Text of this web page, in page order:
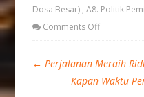
Dosa Besar) ,A8. Politik
Comments Off
← Perjalanan Meraih
Kapan Waktu